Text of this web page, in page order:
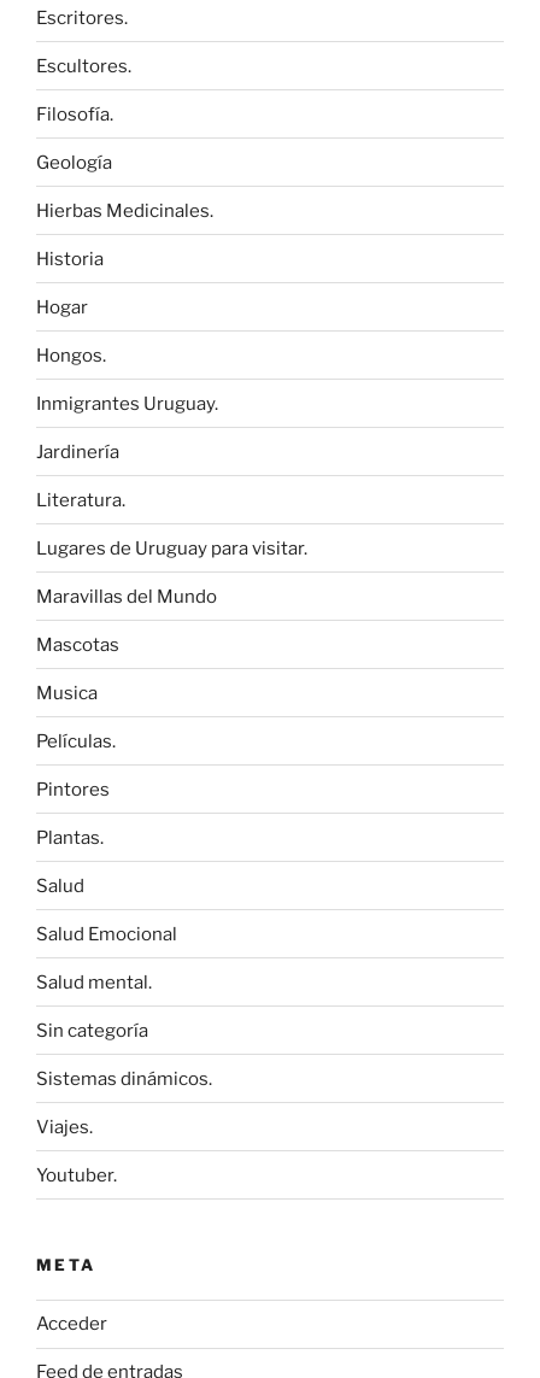
Escritores.
Escultores.
Filosofía.
Geología
Hierbas Medicinales.
Historia
Hogar
Hongos.
Inmigrantes Uruguay.
Jardinería
Literatura.
Lugares de Uruguay para visitar.
Maravillas del Mundo
Mascotas
Musica
Películas.
Pintores
Plantas.
Salud
Salud Emocional
Salud mental.
Sin categoría
Sistemas dinámicos.
Viajes.
Youtuber.
META
Acceder
Feed de entradas